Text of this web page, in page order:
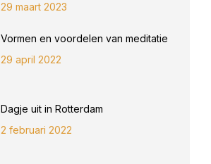
29 maart 2023
Vormen en voordelen van meditatie
29 april 2022
Dagje uit in Rotterdam
2 februari 2022